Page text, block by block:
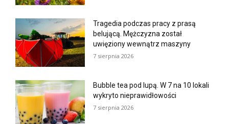
Tragedia podczas pracy z prasą
belującą. Mężczyzna został
uwięziony wewnątrz maszyny
7 sierpnia 2026
Bubble tea pod lupą. W 7 na 10 lokali
wykryto nieprawidłowości
7 sierpnia 2026